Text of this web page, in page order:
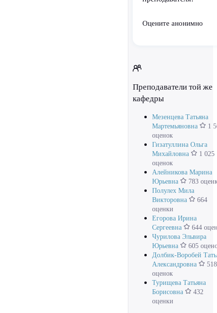
Оцените анонимно
Преподаватели той же
кафедры
Мезенцева Татьяна
Мартемьяновна
1
оценок
Гизатуллина Ольга
Михайловна
1 025
оценок
Алейникова Марина
Юрьевна
783
Полулех Мила
Викторовна
664
оценки
Егорова Ирина
Сергеевна
644
Чурилова Эльвира
Юрьевна
605
Долбик-Воробей
Александровна
518
оценок
Турищева Татьяна
Борисовна
432
оценки